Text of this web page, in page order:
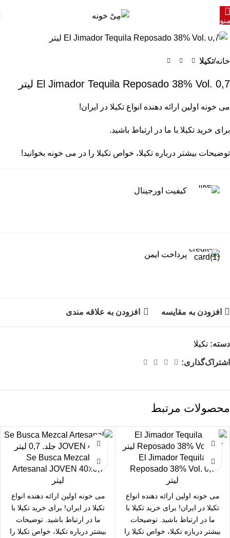
خانه تکیلا
El Jimador Tequila Reposado 38% Vol. 0,7 لیتر
می خونه اولین ارائه دهنده انواع تکیلا در ایران!
برای خرید تکیلا با ما در ارتباط باشید.
توضیحات بیشتر درباره تکیلا، خواص تکیلا را در می خونه بخوانید!
کیفیت اورجینال
پرداخت ایمن
افزودن به مقایسه افزودن به علاقه مندی
دسته: تکیلا
اشتراک‌گذاری:
محصولات مرتبط
El Jimador Tequila
Reposado 38% Vol. 0,7
لیتر
می خونه اولین ارائه دهنده انواع
تکیلا در ایران! برای خرید تکیلا با
ما در ارتباط باشید. توضیحات
بیشتر درباره تکیلا، خواص تکیلا را
Se Busca Mezcal
Artesanal JOVEN 40٪0,7
لیتر
می خونه اولین ارائه دهنده انواع
تکیلا در ایران! برای خرید تکیلا با
ما در ارتباط باشید. توضیحات
بیشتر درباره تکیلا، خواص تکیلا را